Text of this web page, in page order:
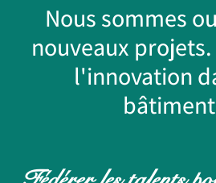
Nous sommes
nouveaux
l'innovation